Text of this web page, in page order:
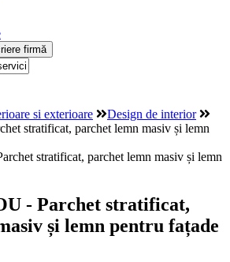
firmă
si exterioare
Design de interior
stratificat, parchet lemn masiv și lemn
- Parchet stratificat,
și lemn pentru fațade